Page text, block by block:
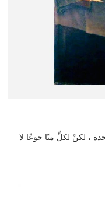
، لكنَّ لكلٍّ منّا جوعًا لا